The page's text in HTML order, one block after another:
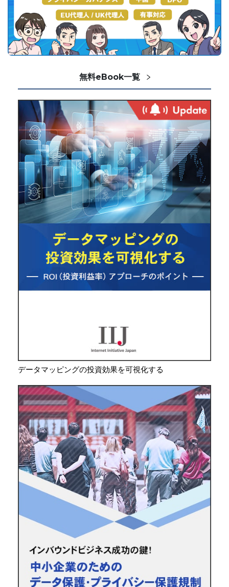
無料eBook一覧
データマッピングの投資効果を可視化する